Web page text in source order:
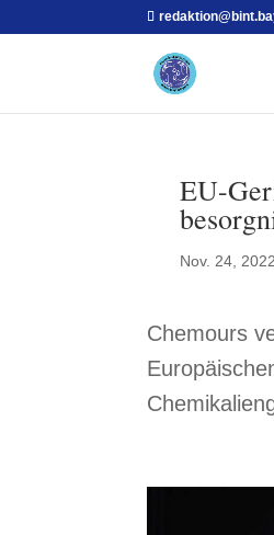
EU-
Nov. 24, 2022
Chemours